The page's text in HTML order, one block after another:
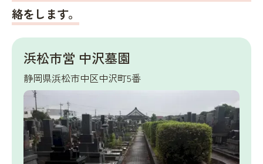
絡をします。
浜松市営 中沢墓園
静岡県浜松市中区中沢町5番